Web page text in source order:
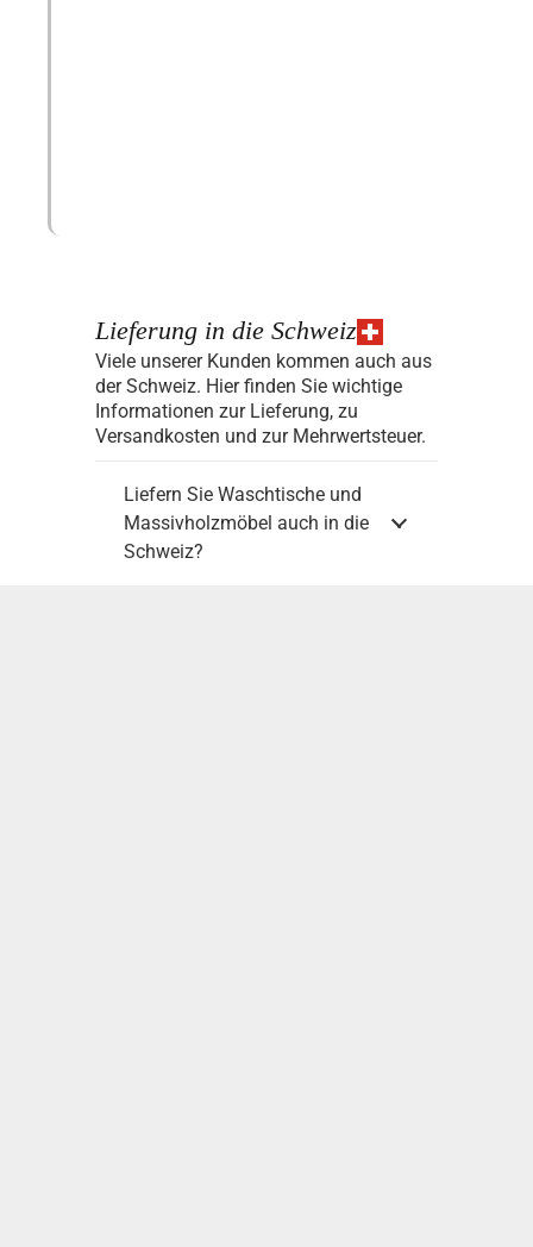
Lieferung in die Schweiz
Viele unserer Kunden kommen auch aus
der Schweiz. Hier finden Sie wichtige
Informationen zur Lieferung, zu
Versandkosten und zur Mehrwertsteuer.
Liefern Sie Waschtische und
Massivholzmöbel auch in die
Schweiz?